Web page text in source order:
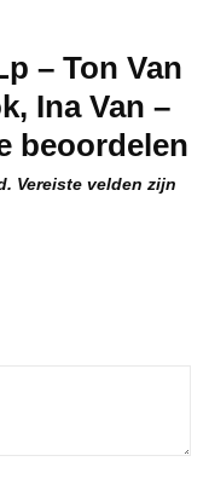
– Ton Van
Ina Van –
beoordelen
Vereiste velden zijn